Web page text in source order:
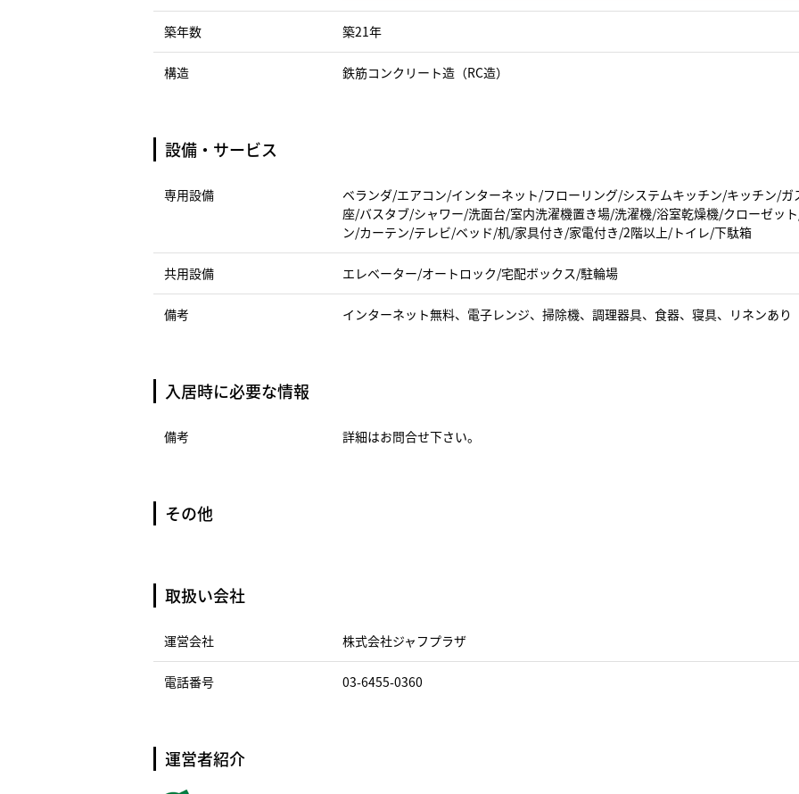
築年数 築21年
構造 鉄筋コンクリート造（RC造）
設備・サービス
専用設備
ベランダ/エアコン/インターネット/フローリング/システムキッチン/キッチン/
座/バスタブ/シャワー/洗面台/室内洗濯機置き場/洗濯機/浴室乾燥機/クローゼッ
ン/カーテン/テレビ/ベッド/机/家具付き/家電付き/2階以上/トイレ/下駄箱
共用設備 エレベーター/オートロック/宅配ボックス/駐輪場
備考 インターネット無料、電子レンジ、掃除機、調理器具、食器、寝具、リネンあり
入居時に必要な情報
備考 詳細はお問合せ下さい。
その他
取扱い会社
運営会社 株式会社ジャフプラザ
電話番号 03-6455-0360
運営者紹介